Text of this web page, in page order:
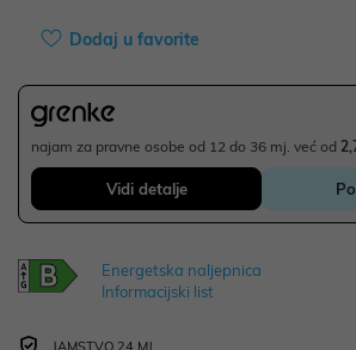
Dodaj u favorite
najam za pravne osobe od 12 do 36 mj. već od
Vidi detalje
Energetska naljepnica
Informacijski list